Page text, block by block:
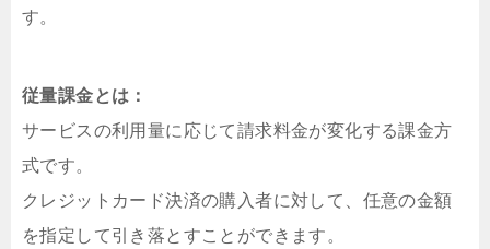
す。
従量課金とは：
サービスの利用量に応じて請求料金が変化する課金方
式です。
クレジットカード決済の購入者に対して、任意の金額
を指定して引き落とすことができます。